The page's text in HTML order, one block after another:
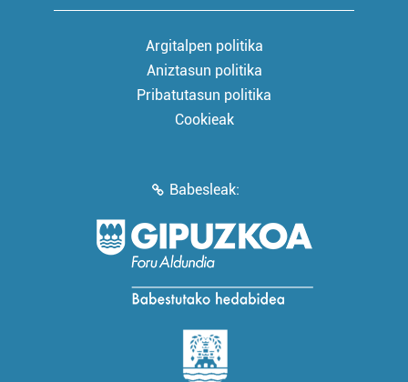
Argitalpen politika
Aniztasun politika
Pribatutasun politika
Cookieak
Babesleak: